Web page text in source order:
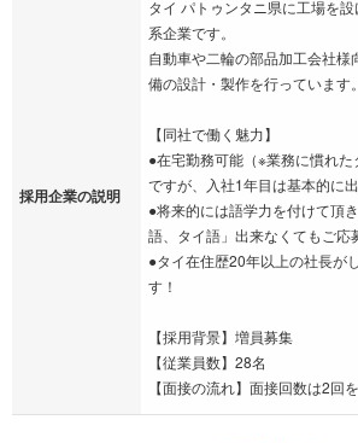
採用企業の説明
タイ パトゥンタニ県に工場を
系企業です。
自動車や二輪の部品加工会社様
備の設計・製作を行っています。
【同社で働く魅力】
●在宅勤務可能（※業務に慣れ
ですが、入社1年目は基本的に
●将来的には語学力を付けて頂
語、タイ語」出来なくてもご応
●タイ在住歴20年以上の社長が
す！
【採用背景】増員募集
【従業員数】28名
【面接の流れ】面接回数は2回